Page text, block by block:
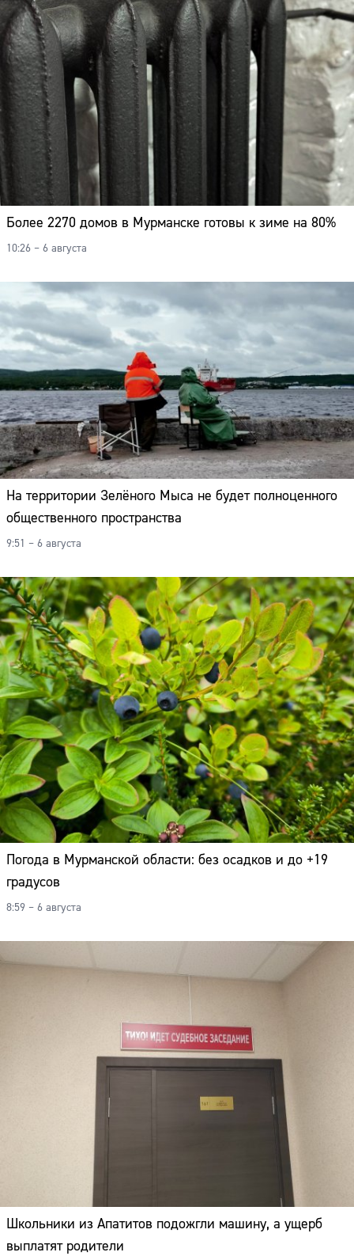
Более 2270 домов в Мурманске готовы к зиме на 80%
10:26 – 6 августа
На территории Зелёного Мыса не будет полноценного
общественного пространства
9:51 – 6 августа
Погода в Мурманской области: без осадков и до +19
градусов
8:59 – 6 августа
Школьники из Апатитов подожгли машину, а ущерб
выплатят родители